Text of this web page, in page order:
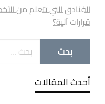
الفنادق التي تتعلم من
قرارات آلية؟
أحدث المقالات